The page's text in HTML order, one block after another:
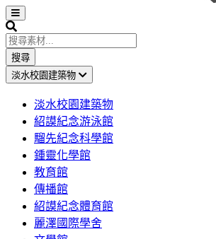
Open
sidebar
Search
搜尋
淡水校園建築物
淡水校園建築物
紹謨紀念游泳館
騮先紀念科學館
鍾靈化學館
教育館
傳播館
紹謨紀念體育館
麗澤國際學舍